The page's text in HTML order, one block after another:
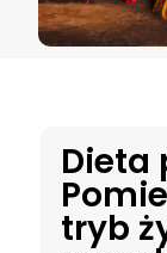
Dieta
tryb